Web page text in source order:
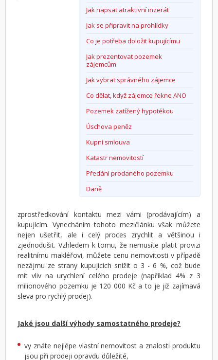
Jak napsat atraktivní inzerát
Jak se připravit na prohlídky
Co je potřeba doložit kupujícímu
Jak prezentovat pozemek
zájemcům
Jak vybrat správného zájemce
Co dělat, když zájemce řekne ANO
Pozemek zatížený hypotékou
Úschova peněz
Kupní smlouva
Katastr nemovitostí
Předání prodaného pozemku
Daně
zprostředkování kontaktu mezi vámi (prodávajícím) a
kupujícím. Vynecháním tohoto mezičlánku však můžete
nejen ušetřit, ale i celý proces zrychlit a většinou i
zjednodušit. Vzhledem k tomu, že nemusíte platit provizi
realitnímu makléřovi, můžete cenu nemovitosti v případě
nezájmu ze strany kupujících snížit o 3 - 6 %, což bude
mít vliv na urychlení celého prodeje (například 4% z 3
milionového pozemku je 120 000 Kč a to je již zajímavá
sleva pro rychlý prodej).
Jaké jsou další výhody samostatného prodeje?
vy znáte nejlépe vlastní nemovitost a znalosti produktu
jsou při prodeji opravdu důležité,